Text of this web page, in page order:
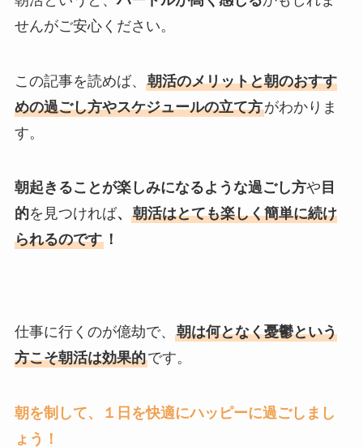
せんがご安心ください。
この記事を読めば、 朝活のメリットと朝のおすす
めの過ごし方やスケジュールの立て方がわかりま
す。
朝起きることが楽しみになるような過ごし方や 目
的を見つければ、 朝活はとても楽しく簡単に続け
られるのです！
仕事に行くのが億劫で、 朝は何となく憂鬱という
方こそ朝活は効果的です。
朝を制して、１日を快適にハッピーに過ごしまし
ょう！